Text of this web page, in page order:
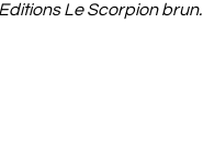
Le Scorpion brun.